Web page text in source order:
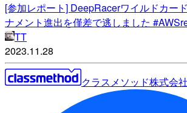
[参加レポート] DeepRacerワイルドカー
ナメント進出を僅差で逃しました
TT
2023.11.28
クラスメソッド株式会社